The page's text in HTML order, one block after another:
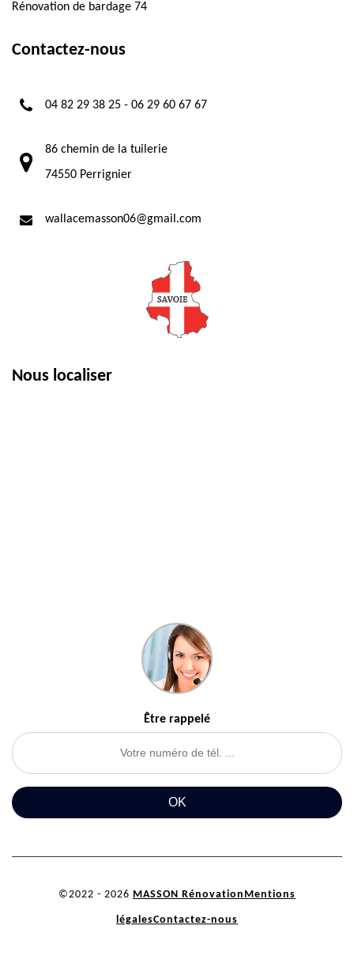
Rénovation de bardage 74
Contactez-nous
04 82 29 38 25 - 06 29 60 67 67
86 chemin de la tuilerie
74550 Perrignier
wallacemasson06@gmail.com
Nous localiser
Être rappelé
©2022 - 2026 MASSON Rénovation Mentions
légalesContactez-nous